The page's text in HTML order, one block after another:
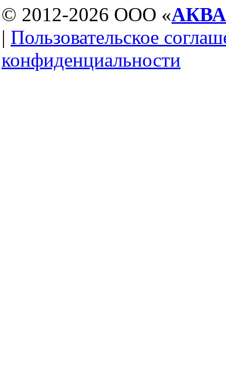
© 2012-2026 ООО «
| Пользовательское
конфиденциальности